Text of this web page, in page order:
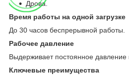
Дрова.
Время работы на одной загрузке
До 30 часов беспрерывной работы.
Рабочее давление
Выдерживает постоянное давление
Ключевые преимущества